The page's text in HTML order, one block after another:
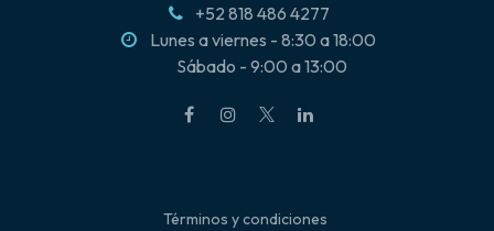
+52 818 486 4277
Lunes a viernes - 8:30 a 18:00
Sábado - 9:00 a 13:00
Términos y condiciones